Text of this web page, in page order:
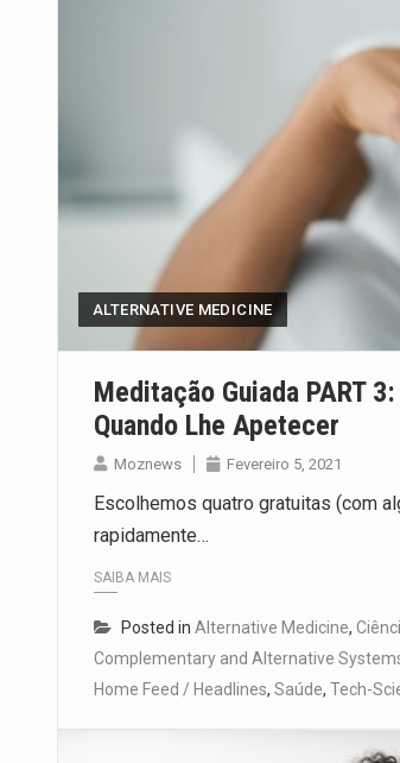
ALTERNATIVE MEDICINE
Meditação Guiada PART
Quando Lhe Apetecer
Moznews Fevereiro 5, 2021
Escolhemos quatro gratuitas (com
rapidamente…
SAIBA MAIS
Posted in Alternative Medicine,
Complementary and Alternative
Home Feed / Headlines, Saúde, Tech-